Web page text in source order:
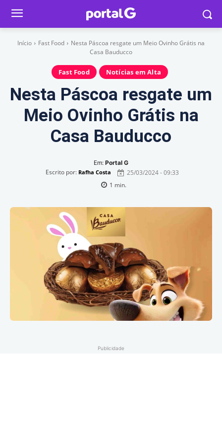
Início Fast Food
Nesta Páscoa resgate um Meio Ovinho Grátis na
Casa Bauducco
Fast Food Notícias em Alta
Nesta Páscoa resgate um
Meio Ovinho Grátis na
Casa Bauducco
Em: Portal G
Escrito por: Rafha Costa
25/03/2024 - 09:33
1 min.
Publicidade